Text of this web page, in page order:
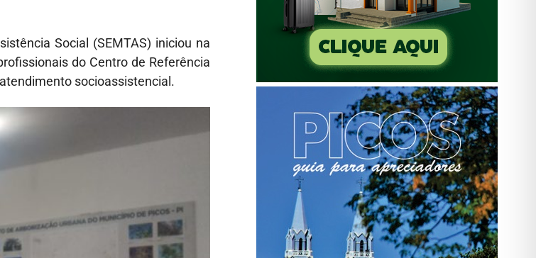
Social (SEMTAS) iniciou na
do Centro de Referência
socioassistencial.